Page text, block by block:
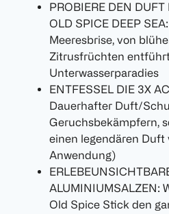
PROBIERE DEN
OLD SPICE DEEP
Meeresbrise, von
Zitrusfrüchten
Unterwasserparadies
ENTFESSEL DIE 3X
Dauerhafter Duft/
Geruchsbekämpfern,
einen legendären
Anwendung)
ALUMINIUMSALZEN:
Old Spice Stick den